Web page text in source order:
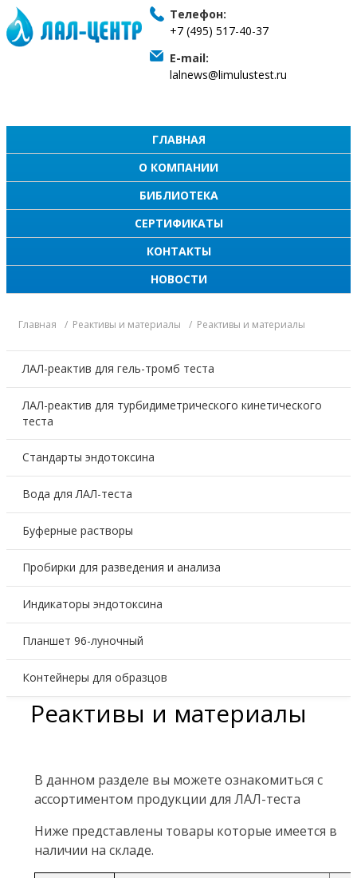
Телефон:
+7 (495) 517-40-37
E-mail:
lalnews@limulustest.ru
ГЛАВНАЯ
О КОМПАНИИ
БИБЛИОТЕКА
СЕРТИФИКАТЫ
КОНТАКТЫ
НОВОСТИ
Главная Реактивы и материалы Реактивы и материалы
ЛАЛ-реактив для гель-тромб теста
ЛАЛ-реактив для турбидиметрического кинетического
теста
Стандарты эндотоксина
Вода для ЛАЛ-теста
Буферные растворы
Пробирки для разведения и анализа
Индикаторы эндотоксина
Планшет 96-луночный
Контейнеры для образцов
Реактивы и материалы
В данном разделе вы можете ознакомиться с
ассортиментом продукции для ЛАЛ-теста
Ниже представлены товары которые имеется в
наличии на складе.